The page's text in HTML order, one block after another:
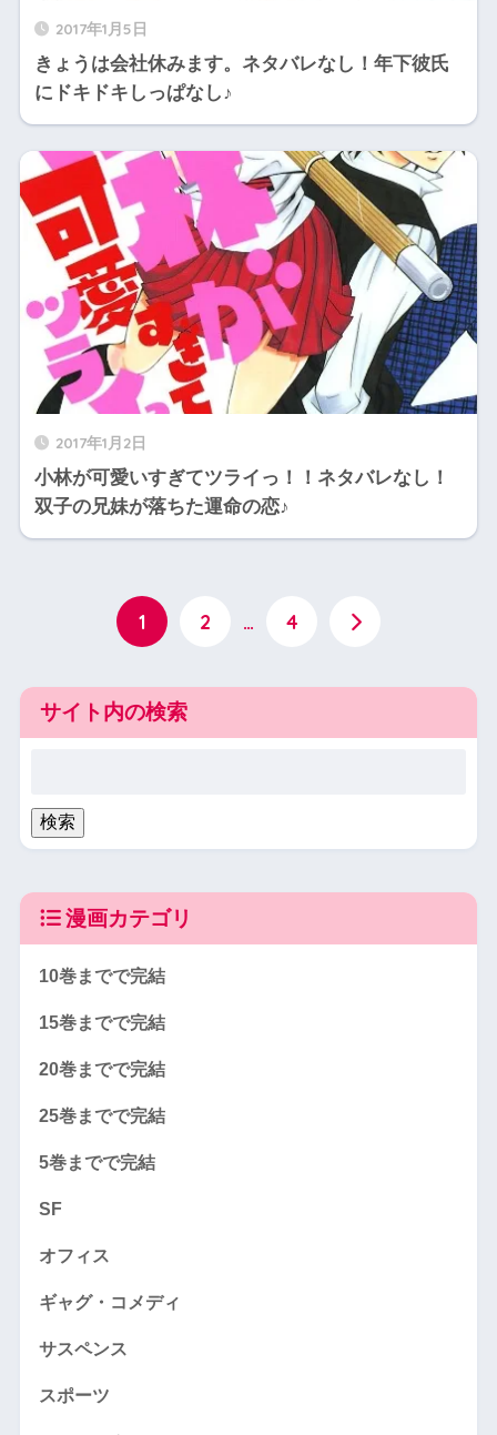
2017年1月5日
きょうは会社休みます。ネタバレなし！年下彼氏
にドキドキしっぱなし♪
2017年1月2日
小林が可愛いすぎてツライっ！！ネタバレなし！
双子の兄妹が落ちた運命の恋♪
1 2 … 4
サイト内の検索
漫画カテゴリ
10巻までで完結
15巻までで完結
20巻までで完結
25巻までで完結
5巻までで完結
SF
オフィス
ギャグ・コメディ
サスペンス
スポーツ